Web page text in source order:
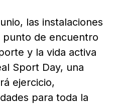
las instalaciones
punto de encuentro
y la vida activa
Sport Day, una
ejercicio,
para toda la